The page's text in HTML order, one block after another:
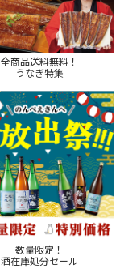
全商品送料無料！
うなぎ特集
数量限定！
酒在庫処分セール